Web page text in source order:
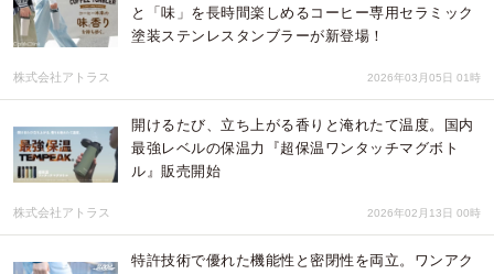
と「味」を長時間楽しめるコーヒー専用セラミック
塗装ステンレスタンブラーが新登場！
株式会社アトラス 2026年03月05日 01時
開けるたび、立ち上がる香りと淹れたて温度。国内
最強レベルの保温力『超保温ワンタッチマグボト
ル』販売開始
株式会社アトラス 2026年02月13日 00時
特許技術で優れた機能性と密閉性を両立。ワンアク